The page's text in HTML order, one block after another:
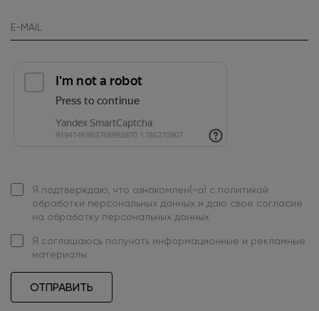
Я подтверждаю, что ознакомлен(-а) с политикой
обработки персональных данных и даю свое согласие
на обработку персональных данных
Я соглашаюсь получать информационные и рекламные
материалы
ОТПРАВИТЬ